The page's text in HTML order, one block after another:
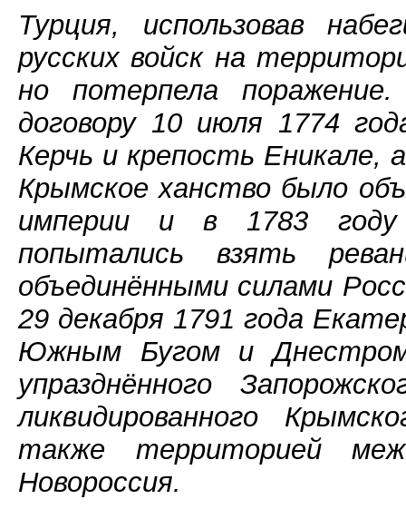
Турция, использовав
русских войск на
но потерпела поражение.
договору 10 июля 1774
Керчь и крепость Еникале,
Крымское ханство было
империи и в 1783 году
попытались взять
объединёнными силами
29 декабря 1791 года
Южным Бугом и
упразднённого
ликвидированного
также территорией
Новороссия.